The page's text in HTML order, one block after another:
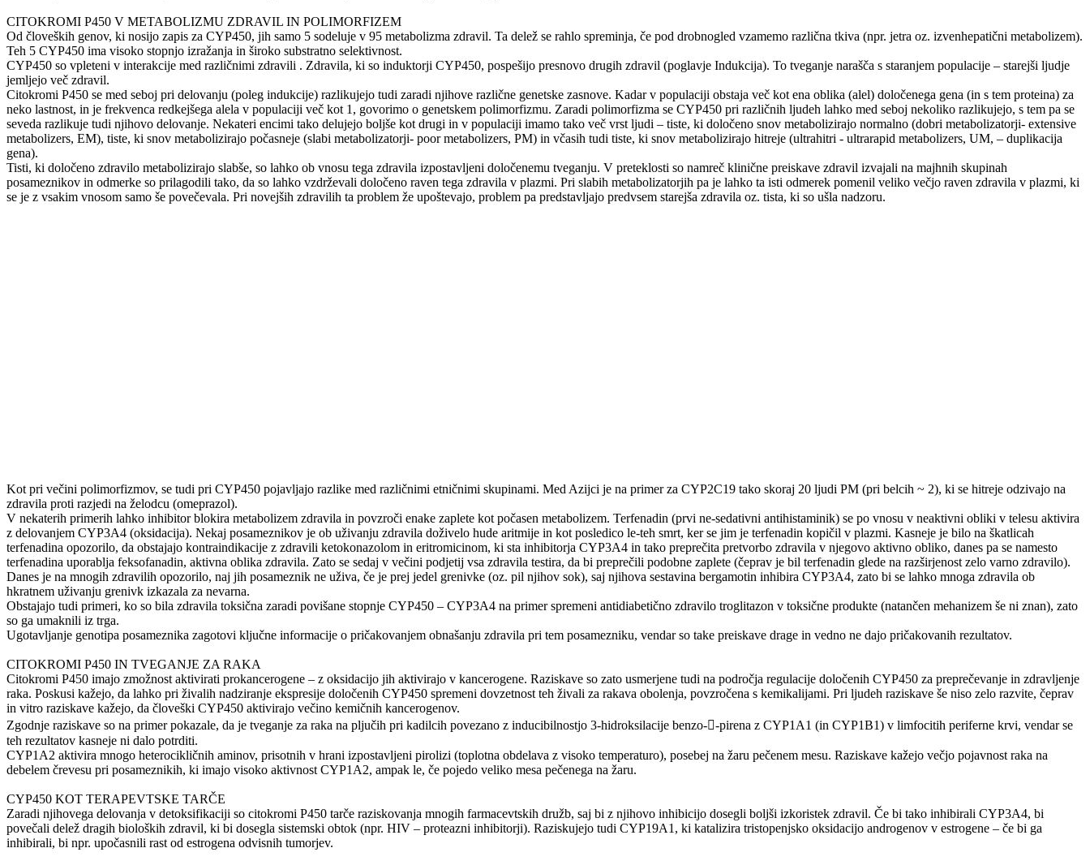
CITOKROMI P450 V METABOLIZMU ZDRAVIL IN POLIMORFIZEM
Od človeških genov, ki nosijo zapis za CYP450, jih samo 5 sodeluje v 95 metabolizma zdravil. Ta delež se rahlo spreminja, če pod drobnogled vzamemo različna tkiva (npr. jetra oz. izvenhepatični metabolizem).
Teh 5 CYP450 ima visoko stopnjo izražanja in široko substratno selektivnost.
CYP450 so vpleteni v interakcije med različnimi zdravili . Zdravila, ki so induktorji CYP450, pospešijo presnovo drugih zdravil (poglavje Indukcija). To tveganje narašča s staranjem populacije – starejši ljudje
jemljejo več zdravil.
Citokromi P450 se med seboj pri delovanju (poleg indukcije) razlikujejo tudi zaradi njihove različne genetske zasnove. Kadar v populaciji obstaja več kot ena oblika (alel) določenega gena (in s tem proteina) za
neko lastnost, in je frekvenca redkejšega alela v populaciji več kot 1, govorimo o genetskem polimorfizmu. Zaradi polimorfizma se CYP450 pri različnih ljudeh lahko med seboj nekoliko razlikujejo, s tem pa se
seveda razlikuje tudi njihovo delovanje. Nekateri encimi tako delujejo boljše kot drugi in v populaciji imamo tako več vrst ljudi – tiste, ki določeno snov metabolizirajo normalno (dobri metabolizatorji- extensive
metabolizers, EM), tiste, ki snov metabolizirajo počasneje (slabi metabolizatorji- poor metabolizers, PM) in včasih tudi tiste, ki snov metabolizirajo hitreje (ultrahitri - ultrarapid metabolizers, UM, – duplikacija
gena).
Tisti, ki določeno zdravilo metabolizirajo slabše, so lahko ob vnosu tega zdravila izpostavljeni določenemu tveganju. V preteklosti so namreč klinične preiskave zdravil izvajali na majhnih skupinah
posameznikov in odmerke so prilagodili tako, da so lahko vzdrževali določeno raven tega zdravila v plazmi. Pri slabih metabolizatorjih pa je lahko ta isti odmerek pomenil veliko večjo raven zdravila v plazmi, ki
se je z vsakim vnosom samo še povečevala. Pri novejših zdravilih ta problem že upoštevajo, problem pa predstavljajo predvsem starejša zdravila oz. tista, ki so ušla nadzoru.
Kot pri večini polimorfizmov, se tudi pri CYP450 pojavljajo razlike med različnimi etničnimi skupinami. Med Azijci je na primer za CYP2C19 tako skoraj 20 ljudi PM (pri belcih ~ 2), ki se hitreje odzivajo na
zdravila proti razjedi na želodcu (omeprazol).
V nekaterih primerih lahko inhibitor blokira metabolizem zdravila in povzroči enake zaplete kot počasen metabolizem. Terfenadin (prvi ne-sedativni antihistaminik) se po vnosu v neaktivni obliki v telesu aktivira
z delovanjem CYP3A4 (oksidacija). Nekaj posameznikov je ob uživanju zdravila doživelo hude aritmije in kot posledico le-teh smrt, ker se jim je terfenadin kopičil v plazmi. Kasneje je bilo na škatlicah
terfenadina opozorilo, da obstajajo kontraindikacije z zdravili ketokonazolom in eritromicinom, ki sta inhibitorja CYP3A4 in tako preprečita pretvorbo zdravila v njegovo aktivno obliko, danes pa se namesto
terfenadina uporablja feksofanadin, aktivna oblika zdravila. Zato se sedaj v večini podjetij vsa zdravila testira, da bi preprečili podobne zaplete (čeprav je bil terfenadin glede na razširjenost zelo varno zdravilo).
Danes je na mnogih zdravilih opozorilo, naj jih posameznik ne uživa, če je prej jedel grenivke (oz. pil njihov sok), saj njihova sestavina bergamotin inhibira CYP3A4, zato bi se lahko mnoga zdravila ob
hkratnem uživanju grenivk izkazala za nevarna.
Obstajajo tudi primeri, ko so bila zdravila toksična zaradi povišane stopnje CYP450 – CYP3A4 na primer spremeni antidiabetično zdravilo troglitazon v toksične produkte (natančen mehanizem še ni znan), zato
so ga umaknili iz trga.
Ugotavljanje genotipa posameznika zagotovi ključne informacije o pričakovanjem obnašanju zdravila pri tem posamezniku, vendar so take preiskave drage in vedno ne dajo pričakovanih rezultatov.
CITOKROMI P450 IN TVEGANJE ZA RAKA
Citokromi P450 imajo zmožnost aktivirati prokancerogene – z oksidacijo jih aktivirajo v kancerogene. Raziskave so zato usmerjene tudi na področja regulacije določenih CYP450 za preprečevanje in zdravljenje
raka. Poskusi kažejo, da lahko pri živalih nadziranje ekspresije določenih CYP450 spremeni dovzetnost teh živali za rakava obolenja, povzročena s kemikalijami. Pri ljudeh raziskave še niso zelo razvite, čeprav
in vitro raziskave kažejo, da človeški CYP450 aktivirajo večino kemičnih kancerogenov.
Zgodnje raziskave so na primer pokazale, da je tveganje za raka na pljučih pri kadilcih povezano z inducibilnostjo 3-hidroksilacije benzo--pirena z CYP1A1 (in CYP1B1) v limfocitih periferne krvi, vendar se
teh rezultatov kasneje ni dalo potrditi.
CYP1A2 aktivira mnogo heterocikličnih aminov, prisotnih v hrani izpostavljeni pirolizi (toplotna obdelava z visoko temperaturo), posebej na žaru pečenem mesu. Raziskave kažejo večjo pojavnost raka na
debelem črevesu pri posameznikih, ki imajo visoko aktivnost CYP1A2, ampak le, če pojedo veliko mesa pečenega na žaru.
CYP450 KOT TERAPEVTSKE TARČE
Zaradi njihovega delovanja v detoksifikaciji so citokromi P450 tarče raziskovanja mnogih farmacevtskih družb, saj bi z njihovo inhibicijo dosegli boljši izkoristek zdravil. Če bi tako inhibirali CYP3A4, bi
povečali delež dragih bioloških zdravil, ki bi dosegla sistemski obtok (npr. HIV – proteazni inhibitorji). Raziskujejo tudi CYP19A1, ki katalizira tristopenjsko oksidacijo androgenov v estrogene – če bi ga
inhibirali, bi npr. upočasnili rast od estrogena odvisnih tumorjev.